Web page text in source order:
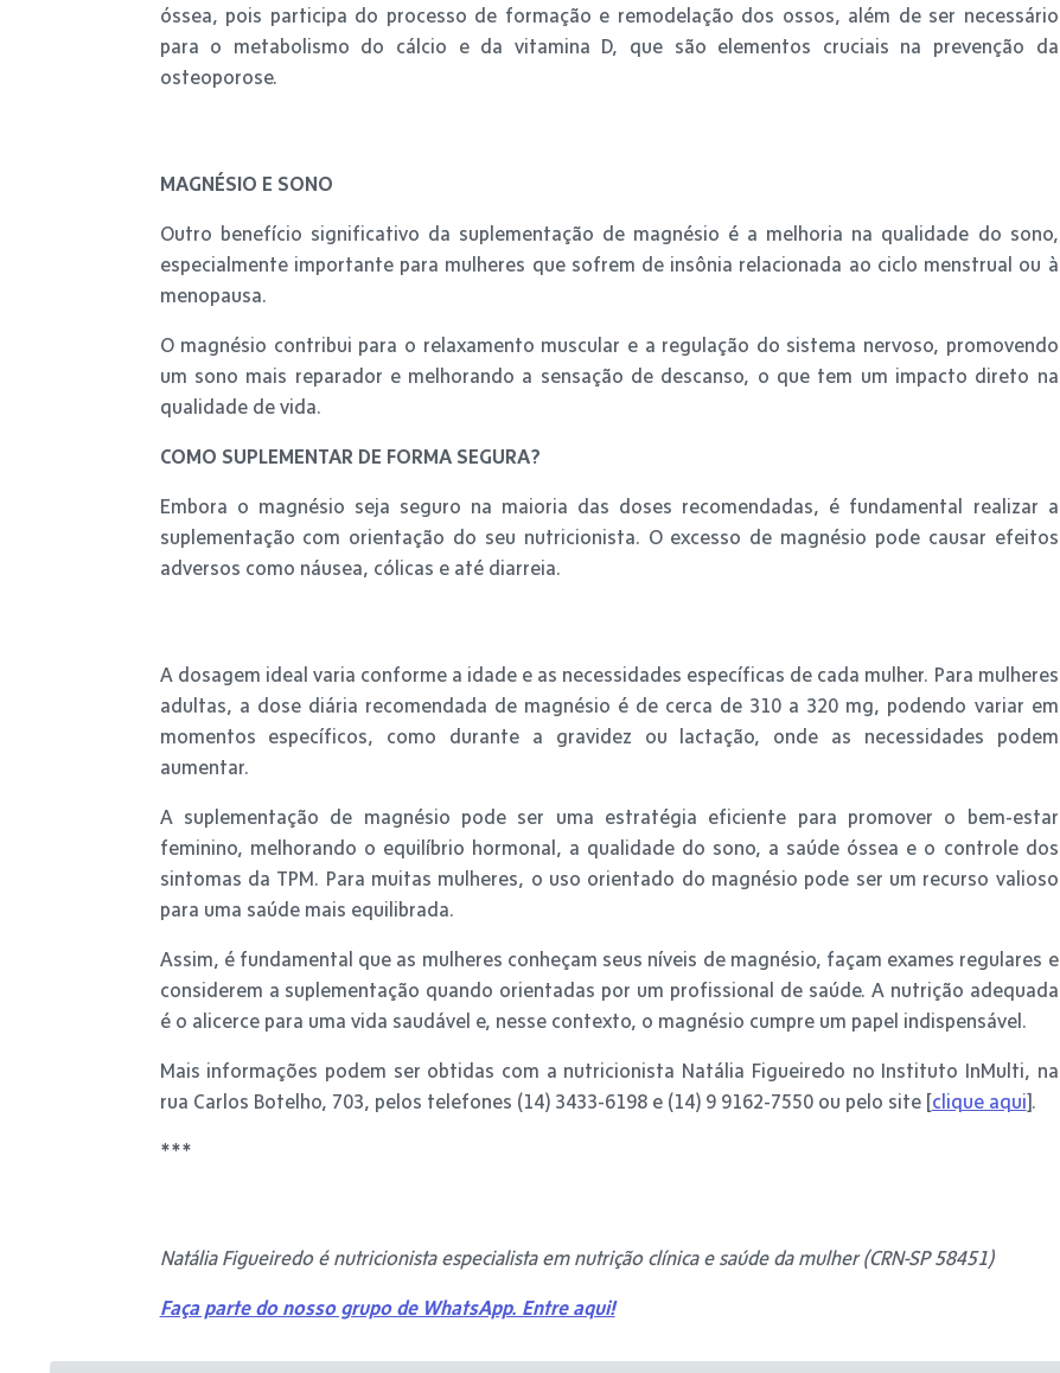
óssea, pois participa do processo de formação e remodelação dos ossos, além de ser necessário
para o metabolismo do cálcio e da vitamina D, que são elementos cruciais na prevenção da
osteoporose.
MAGNÉSIO E SONO
Outro benefício significativo da suplementação de magnésio é a melhoria na qualidade do sono,
especialmente importante para mulheres que sofrem de insônia relacionada ao ciclo menstrual ou à
menopausa.
O magnésio contribui para o relaxamento muscular e a regulação do sistema nervoso, promovendo
um sono mais reparador e melhorando a sensação de descanso, o que tem um impacto direto na
qualidade de vida.
COMO SUPLEMENTAR DE FORMA SEGURA?
Embora o magnésio seja seguro na maioria das doses recomendadas, é fundamental realizar a
suplementação com orientação do seu nutricionista. O excesso de magnésio pode causar efeitos
adversos como náusea, cólicas e até diarreia.
A dosagem ideal varia conforme a idade e as necessidades específicas de cada mulher. Para mulheres
adultas, a dose diária recomendada de magnésio é de cerca de 310 a 320 mg, podendo variar em
momentos específicos, como durante a gravidez ou lactação, onde as necessidades podem
aumentar.
A suplementação de magnésio pode ser uma estratégia eficiente para promover o bem-estar
feminino, melhorando o equilíbrio hormonal, a qualidade do sono, a saúde óssea e o controle dos
sintomas da TPM. Para muitas mulheres, o uso orientado do magnésio pode ser um recurso valioso
para uma saúde mais equilibrada.
Assim, é fundamental que as mulheres conheçam seus níveis de magnésio, façam exames regulares e
considerem a suplementação quando orientadas por um profissional de saúde. A nutrição adequada
é o alicerce para uma vida saudável e, nesse contexto, o magnésio cumpre um papel indispensável.
Mais informações podem ser obtidas com a nutricionista Natália Figueiredo no Instituto InMulti, na
rua Carlos Botelho, 703, pelos telefones (14) 3433-6198 e (14) 9 9162-7550 ou pelo site [clique aqui].
***
Natália Figueiredo é nutricionista especialista em nutrição clínica e saúde da mulher (CRN-SP 58451)
Faça parte do nosso grupo de WhatsApp. Entre aqui!